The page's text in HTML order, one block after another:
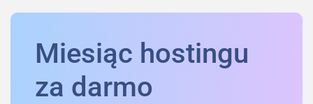
Miesiąc hostingu
za darmo